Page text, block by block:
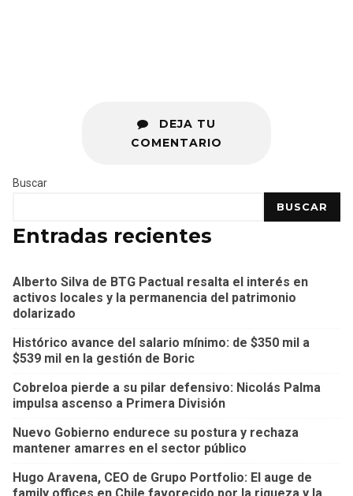
DEJA TU
COMENTARIO
Buscar
BUSCAR
Entradas recientes
Alberto Silva de BTG Pactual resalta el interés en
activos locales y la permanencia del patrimonio
dolarizado
Histórico avance del salario mínimo: de $350 mil a
$539 mil en la gestión de Boric
Cobreloa pierde a su pilar defensivo: Nicolás Palma
impulsa ascenso a Primera División
Nuevo Gobierno endurece su postura y rechaza
mantener amarres en el sector público
Hugo Aravena, CEO de Grupo Portfolio: El auge de